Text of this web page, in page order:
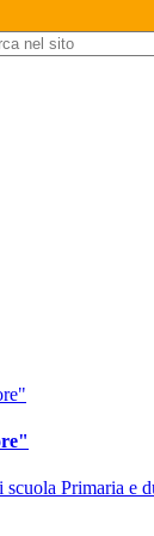
Primaria e